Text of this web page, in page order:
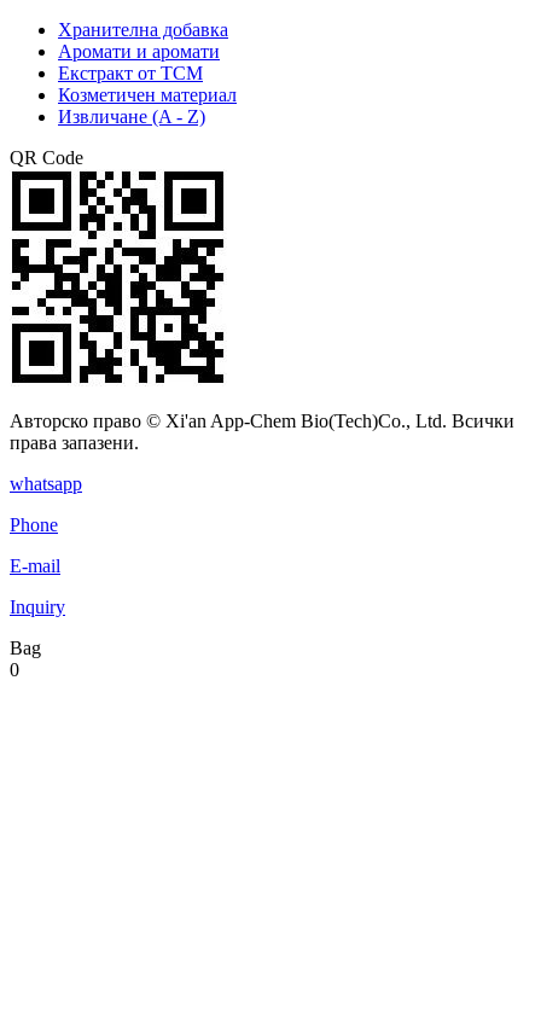
Хранителна добавка
Аромати и аромати
Екстракт от TCM
Козметичен материал
Извличане (A - Z)
QR Code
Авторско право © Xi'an App-Chem Bio(Tech)Co., Ltd. Всички
права запазени.
whatsapp
Phone
E-mail
Inquiry
Bag
0